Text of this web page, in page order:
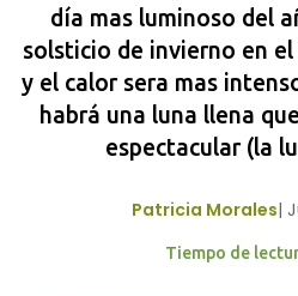
día mas luminoso del
solsticio de invierno en
y el calor sera mas
habrá una luna llena
espectacular (la
Patricia Morales|
Tiempo de